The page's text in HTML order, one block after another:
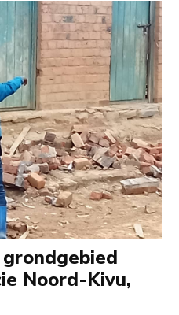
grondgebied
Noord-Kivu,